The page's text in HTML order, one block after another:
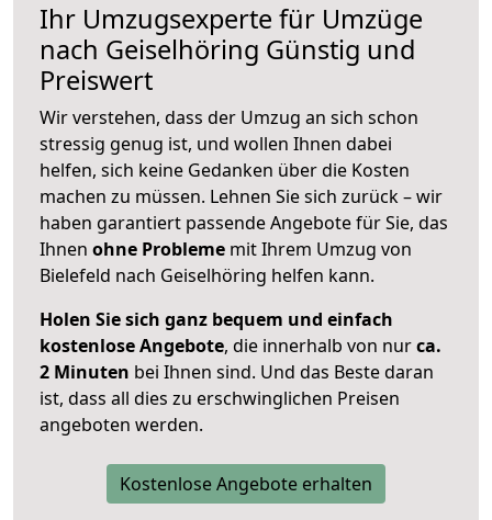
Ihr Umzugsexperte für Umzüge
nach Geiselhöring Günstig und
Preiswert
Wir verstehen, dass der Umzug an sich schon
stressig genug ist, und wollen Ihnen dabei
helfen, sich keine Gedanken über die Kosten
machen zu müssen. Lehnen Sie sich zurück – wir
haben garantiert passende Angebote für Sie, das
Ihnen ohne Probleme mit Ihrem Umzug von
Bielefeld nach Geiselhöring helfen kann.
Holen Sie sich ganz bequem und einfach
kostenlose Angebote, die innerhalb von nurca.
2 Minuten bei Ihnen sind. Und das Beste daran
ist, dass all dies zu erschwinglichen Preisen
angeboten werden.
Kostenlose Angebote erhalten